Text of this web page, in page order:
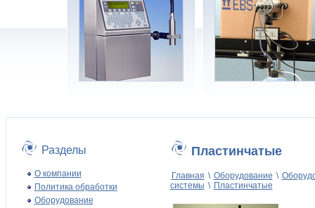
Разделы
О компании
Политика обработки
Оборудование
Пластинчатые
Главная \ Оборудование \
системы \ Пластинчатые